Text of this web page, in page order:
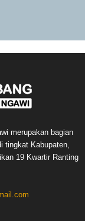
merupakan bagian
tingkat Kabupaten,
19 Kwartir Ranting